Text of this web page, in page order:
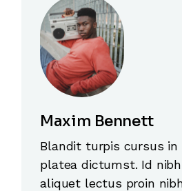
Maxim Bennett
Blandit turpis cursus in
platea dictumst. Id
aliquet lectus proin